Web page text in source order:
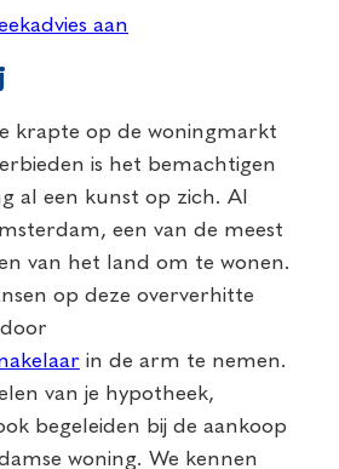
aan
krapte op de woningmarkt
is het bemachtigen
al een kunst op zich. Al
een van de meest
van het land om te wonen.
op deze oververhitte
in de arm te nemen.
van je hypotheek,
begeleiden bij de aankoop
woning. We kennen